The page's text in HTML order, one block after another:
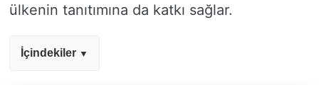
ülkenin tanıtımına da katkı sağlar.
İçindekiler